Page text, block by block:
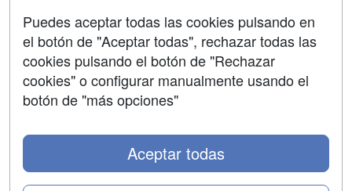
Copyleft
Puedes aceptar todas las cookies pulsando en
el botón de "Aceptar todas", rechazar todas las
cookies pulsando el botón de "Rechazar
cookies" o configurar manualmente usando el
botón de "más opciones"
Aceptar todas